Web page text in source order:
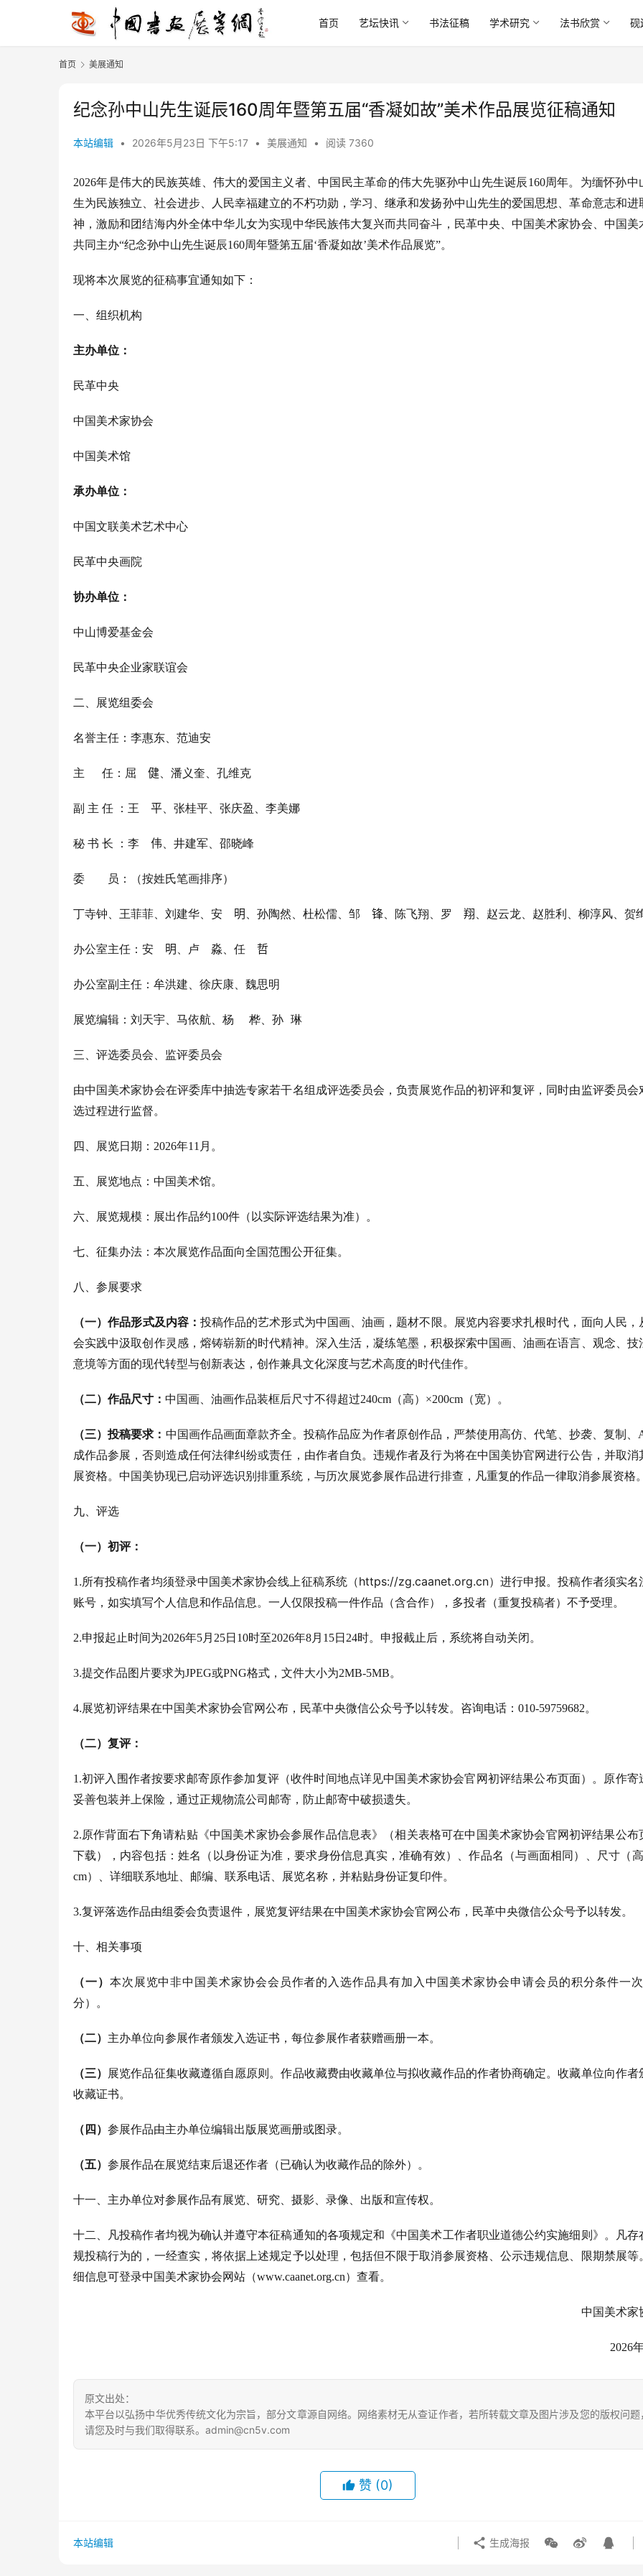
首页 艺坛快讯 书法征稿 学术研究 法书欣赏 砚
首页 美展通知
纪念孙中山先生诞辰160周年暨第五届“香凝如故”美术作品展览征稿通知
本站编辑 • 2026年5月23日 下午5:17 • 美展通知 • 阅读 7360
2026年是伟大的民族英雄、伟大的爱国主义者、中国民主革命的伟大先驱孙中山先生诞辰160周年。为缅怀孙中
生为民族独立、社会进步、人民幸福建立的不朽功勋， 学习、继承和发扬孙中山先生的爱国思想、革命意志和进
神，激励和团结海内外全体中华儿女为实现中华民族伟大复兴而共同奋斗， 民革中央 、中国 美术家协会 、中国美
共同主办“纪念孙中山先生诞辰160周年暨第五届‘香凝如故’美术作品展览”。
现将本次展览的征稿事宜通知如下：
一、组织机构
主办单位：
民革中央
中国美术家协会
中国美术馆
承办单位：
中国文联美术艺术中心
民革中央画院
协办单位：
中山博爱基金会
民革中央企业家联谊会
二、展览组委会
名誉主任： 李惠东 范迪安
主 任： 屈 健 潘义奎 孔维克
副 主 任 ： 王 平 张桂平 张庆盈 李美娜
秘 书 长 ： 李 伟 井建军 、邵晓峰
委　　员：（按姓氏笔画排序）
丁寺钟 王菲菲 刘建华、 安 明 孙陶然 杜松儒 邹 锋 陈飞翔 罗 翔 赵云龙、 赵胜利 柳淳风 贺
办公室主任： 安 明 卢 淼 任 哲
办公室副主任： 牟洪建 徐庆康 魏思明
展览编辑 ： 刘天宇 马依航 杨 桦 孙 琳
三、评选委员会、监评委员会
由中国美术家协会在评委库中抽选专家若干名组成评选委员会，负责展览作品的初评和复评， 同时由监评委员会
选过程进行监督。
四、展览日期 ： 2026年11月 。
五、展览地点 ： 中国美术馆。
六、展览规模 ： 展出作品约100件 （以实际评选结果为准） 。
七、征集办法：本次展览作品面向全国范围公开征集。
八 、参展要求
（一）作品形式及内容： 投稿作品的艺术形式为中国画、油画 ，题材不限。 展览内容要求扎根时代，面向人民，
会实践中汲取创作灵感，熔铸崭新的时代精神。深入生活，凝练笔墨，积极探索中国画、油画在语言、观念、技
意境等方面的现代转型与创新表达， 创作兼具文化深度与艺术高度的时代佳作。
（二） 作品尺寸： 中国画 油画作品装框后尺寸不得超过240cm（高）×200cm（宽） 。
（三）投稿要求： 中国画作品画面章款齐全。投稿作品应为作者原创作品，严禁使用高仿、代笔、抄袭、复制
成作品参展，否则造成任何法律纠纷或责任，由作者自负。违规作者及行为将在中国美协官网进行公告，并取消
展资格。中国美协现已启动评选识别排重系统，与历次展览参展作品进行排查，凡重复的作品一律取消参展资格
九 、评选
（一） 初评：
1 .所有投稿作者均须登录中国美术家协会线上征稿系统（https://zg.caanet.org.cn）进行申报。投稿作者须实名
账号，如实填写个人信息和作品信息。一人仅限投稿一件作品（含合作），多投者（重复投稿者）不予受理。
2.申报起止时间为2026年5月 25日 10时至2026年8月 1 5日 24时。申报截止后，系统将自动关闭。
3.提交作品图片要求为JPEG或PNG格式，文件大小为2MB-5MB。
4.展览初评结果在中国美术家协会官网公布 ，民革中央微信公众号予以转发。咨询电话：010-59759682。
（二） 复评：
1.初评入围作者按要求邮寄原作参加复评（收件时间地点详见中国美术家协会官网初评结果公布页面） 。 原作寄
妥善包装并上保险，通过正规物流公司邮寄，防止邮寄中破损遗失。
2.原作背面右下角请粘贴《中国美术家协会参展作品信息表》（相关表格可在中国美术家协会官网初评结果公布
下载），内容包括：姓名（以身份证为准，要求身份信息真实，准确有效）、作品名（与画面相同）、尺寸（高
cm）、详细联系地址、邮编、联系电话、展览名称，并粘贴身份证复印件。
3.复评落选作品由组委会负责退件，展览复评结果在中国美术家协会官网公布 ，民革中央微信公众号予以转发。
十 、相关事项
（一） 本次展览中非中国美术家协会会员作者的入选作品具有加入中国美术家协会申请会员的积分条件一
分）。
（二） 主办单位向参展作者颁发入选证书，每位参展作者获赠画册一本。
（三）
展览作品征集收藏遵循自愿原则。作品收藏费由收藏单位与拟收藏作品的作者协商确定。收藏单位向作者
收藏证书。
（四） 参展作品由主办单位编辑出版展览画册或图录。
（五） 参展作品在展览结束后退还作者（已确认为收藏作品的除外）。
十一、 主办单位对参展作品有展览、研究、摄影、录像、出版和宣传权。
十二、 凡投稿作者均视为确认并遵守本征稿通知的各项规定和《中国美术工作者职业道德公约实施细则》。
凡存
规投稿行为的，一经查实，将依据上述规定予以处理，包括但不限于取消参展资格、公示违规信息、限期禁展等
细信息可登录中国美术家协会网站（www.caanet.org.cn）查看。
中国美术家
2026
原文出处：
本平台以弘扬中华优秀传统文化为宗旨，部分文章源自网络。网络素材无从查证作者，若所转载文章及图片涉及您的版权问题
请您及时与我们取得联系。admin@cn5v.com
赞 (0)
本站编辑 生成海报